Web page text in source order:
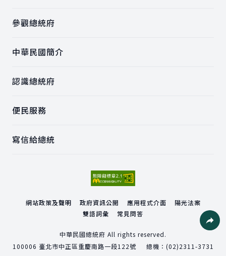
參觀總統府
中華民國簡介
認識總統府
便民服務
寫信給總統
網站政策及聲明 政府資訊公開 應用程式介面
陽光法案
雙語詞彙
常見問答
中華民國總統府 All rights reserved.
100006 臺北市中正區重慶南路一段122號 總機： (02)2311-3731